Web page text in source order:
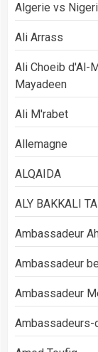
Algerie vs
Ali Arrass
Ali Choeib d'Al-
Mayadeen
Ali M'rabet
Allemagne
ALQAIDA
ALY BAKKALI
Ambassadeur
Ambassadeur
Ambassadeur
Ambassadeurs-